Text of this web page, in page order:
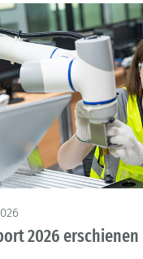
2026 erschienen